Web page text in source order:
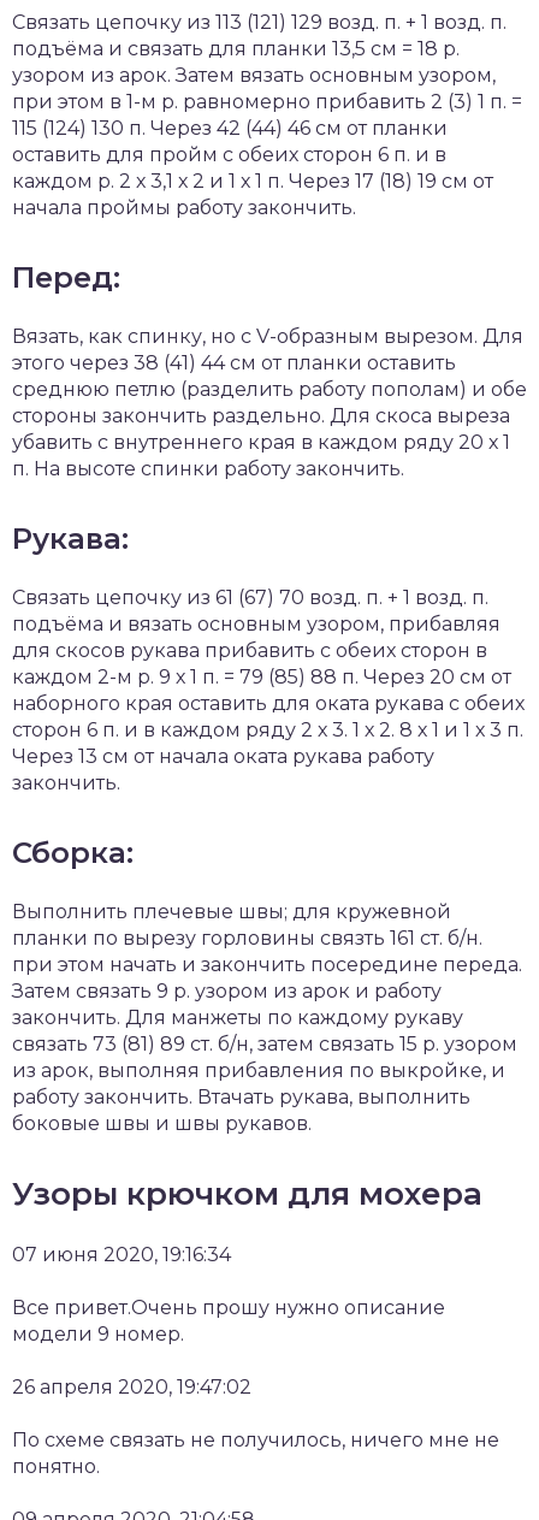
Связать цепочку из 113 (121) 129 возд. п. + 1 возд. п.
подъёма и связать для планки 13,5 см = 18 р.
узором из арок. Затем вязать основным узором,
при этом в 1-м р. равномерно прибавить 2 (3) 1 п. =
115 (124) 130 п. Через 42 (44) 46 см от планки
оставить для пройм с обеих сторон 6 п. и в
каждом р. 2 х 3,1 х 2 и 1 х 1 п. Через 17 (18) 19 см от
начала проймы работу закончить.
Перед:
Вязать, как спинку, но с V-образным вырезом. Для
этого через 38 (41) 44 см от планки оставить
среднюю петлю (разделить работу пополам) и обе
стороны закончить раздельно. Для скоса выреза
убавить с внутреннего края в каждом ряду 20 х 1
п. На высоте спинки работу закончить.
Рукава:
Связать цепочку из 61 (67) 70 возд. п. + 1 возд. п.
подъёма и вязать основным узором, прибавляя
для скосов рукава прибавить с обеих сторон в
каждом 2-м р. 9 х 1 п. = 79 (85) 88 п. Через 20 см от
наборного края оставить для оката рукава с обеих
сторон 6 п. и в каждом ряду 2 х 3. 1 х 2. 8 х 1 и 1 х 3 п.
Через 13 см от начала оката рукава работу
закончить.
Сборка:
Выполнить плечевые швы; для кружевной
планки по вырезу горловины связть 161 ст. б/н.
при этом начать и закончить посередине переда.
Затем связать 9 р. узором из арок и работу
закончить. Для манжеты по каждому рукаву
связать 73 (81) 89 ст. б/н, затем связать 15 р. узором
из арок, выполняя прибавления по выкройке, и
работу закончить. Втачать рукава, выполнить
боковые швы и швы рукавов.
Узоры крючком для мохера
07 июня 2020, 19:16:34
Все привет.Очень прошу нужно описание
модели 9 номер.
26 апреля 2020, 19:47:02
По схеме связать не получилось, ничего мне не
понятно.